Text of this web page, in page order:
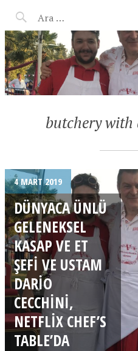
AHMET KATER
ATEŞINDE
MANGAL
HIZMETLERI
butchery
4 MART 2019
DÜNYACA ÜNLÜ
GELENEKSEL
KASAP VE ET
ŞEFI VE USTAM
DARIO
CECCHINI,
NETFLIX CHEF’S
TABLE’DA